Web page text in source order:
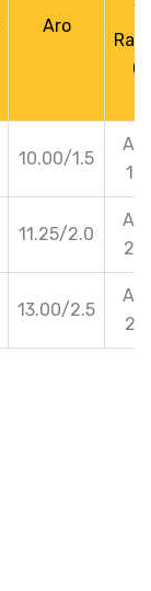
Aro
V.
C.
10.00/1.5
A5
11.25/2.0
A5
13.00/2.5
A5